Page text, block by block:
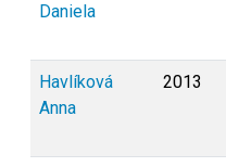
Daniela
Havlíková
Anna
2013